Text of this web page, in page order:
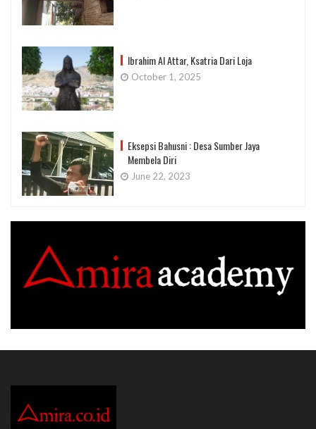
Ibrahim Al Attar, Ksatria Dari Loja
October 1, 2025
Eksepsi Bahusni : Desa Sumber Jaya
Membela Diri
June 22, 2023